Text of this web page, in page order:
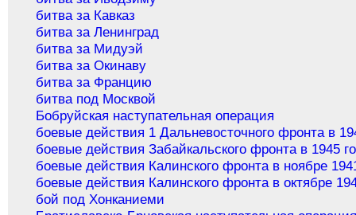
битва за Кавказ
битва за Ленинград
битва за Мидуэй
битва за Окинаву
битва за Францию
битва под Москвой
Бобруйская наступательная операция
боевые действия 1 Дальневосточного фронта в
боевые действия Забайкальского фронта в 1945
боевые действия Калинского фронта в ноябре
боевые действия Калинского фронта в октябре
бой под Хонканиеми